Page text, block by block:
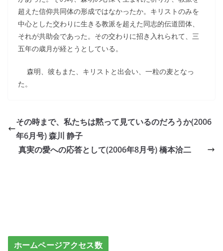
超えた信仰共同体の形成ではなかったか。キリストのみを
中心とした交わりに生きる教派を超えた同志的伝道団体、
それが共助会であった。その交わりに招き入れられて、三
五年の歳月が経とうとしている。
森明、彼もまた、キリストと出会い、一粒の麦となっ
た。
その時まで、私たちは黙って見ているのだろうか(2006
年6月号) 森川 静子
真実の愛への応答として(2006年8月号) 橋本洽二
ホームページアクセス数